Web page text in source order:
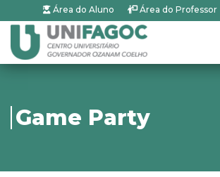
Área do Aluno Área do Professor
Game Party